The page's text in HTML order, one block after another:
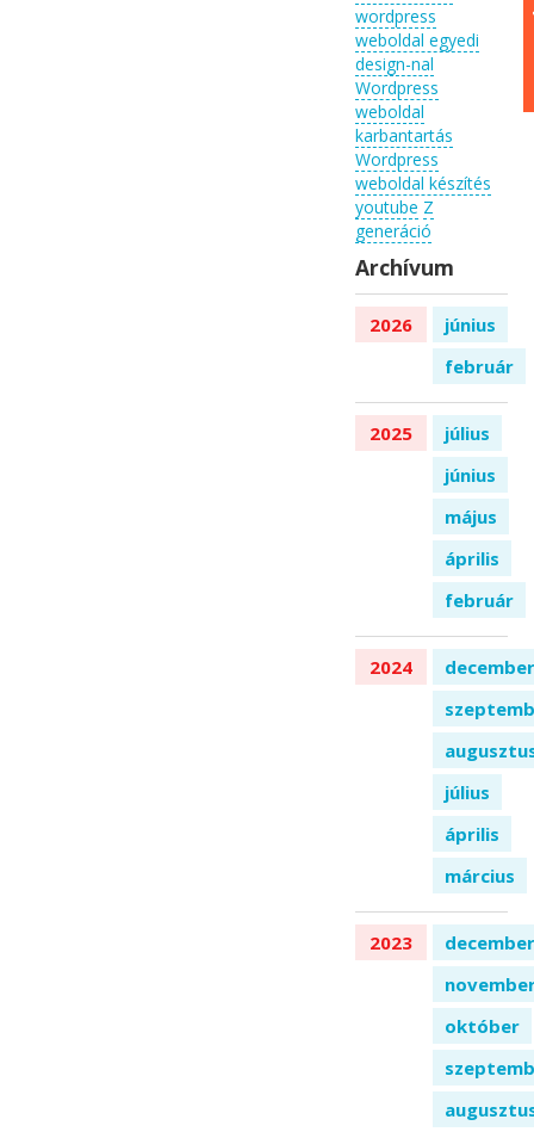
wordpress
weboldal egyedi
design-nal
Wordpress
weboldal
karbantartás
Wordpress
weboldal készítés
youtube Z
generáció
Archívum
2026
június
február
2025
július
június
május
április
február
2024
december
július
április
március
2023
december
október